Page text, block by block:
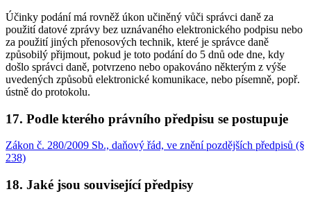
Účinky podání má rovněž úkon učiněný vůči správci daně za
použití datové zprávy bez uznávaného elektronického podpisu nebo
za použití jiných přenosových technik, které je správce daně
způsobilý přijmout, pokud je toto podání do 5 dnů ode dne, kdy
došlo správci daně, potvrzeno nebo opakováno některým z výše
uvedených způsobů elektronické komunikace, nebo písemně, popř.
ústně do protokolu.
17. Podle kterého právního předpisu se postupuje
Zákon č. 280/2009 Sb., daňový řád, ve znění pozdějších předpisů (§
238)
18. Jaké jsou související předpisy